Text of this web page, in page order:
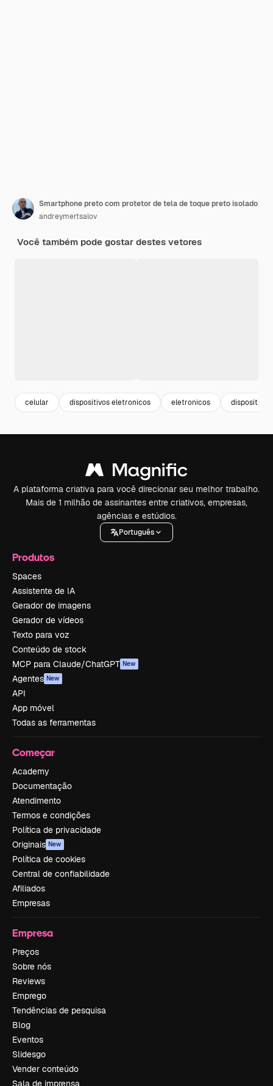
Smartphone preto com protetor de tela de toque preto isolado
andreymertsalov
Você também pode gostar destes vetores
celular dispositivos eletronicos eletronicos dispositivos
A plataforma criativa para você direcionar seu melhor trabalho.
Mais de 1 milhão de assinantes entre criativos, empresas,
agências e estúdios.
Português
Produtos
Spaces
Assistente de IA
Gerador de imagens
Gerador de vídeos
Texto para voz
Conteúdo de stock
MCP para Claude/ChatGPT New
Agentes New
API
App móvel
Todas as ferramentas
Começar
Academy
Documentação
Atendimento
Termos e condições
Política de privacidade
Originais New
Política de cookies
Central de confiabilidade
Afiliados
Empresas
Empresa
Preços
Sobre nós
Reviews
Emprego
Tendências de pesquisa
Blog
Eventos
Slidesgo
Vender conteúdo
Sala de imprensa